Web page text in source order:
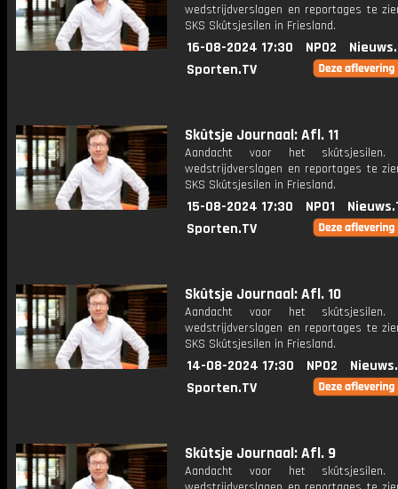
wedstrijdverslagen en reportages te
SKS Skûtsjesilen in Friesland.
16-08-2024 17:30 NPO2
Sporten.TV
Skûtsje Journaal: Afl. 11
Aandacht voor het
wedstrijdverslagen en reportages te
SKS Skûtsjesilen in Friesland.
15-08-2024 17:30 NPO1
Sporten.TV
Skûtsje Journaal: Afl. 10
Aandacht voor het
wedstrijdverslagen en reportages te
SKS Skûtsjesilen in Friesland.
14-08-2024 17:30 NPO2
Sporten.TV
Skûtsje Journaal: Afl. 9
Aandacht voor het